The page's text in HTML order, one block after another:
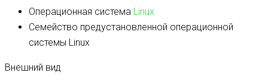
Операционная система Linux
Семейство предустановленной операционной
системы Linux
Внешний вид